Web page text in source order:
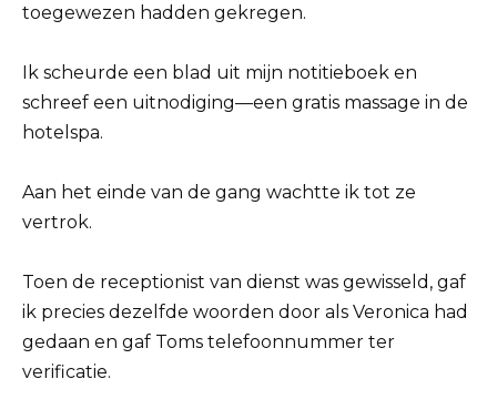
toegewezen hadden gekregen.
Ik scheurde een blad uit mijn notitieboek en
schreef een uitnodiging—een gratis massage in de
hotelspa.
Aan het einde van de gang wachtte ik tot ze
vertrok.
Toen de receptionist van dienst was gewisseld, gaf
ik precies dezelfde woorden door als Veronica had
gedaan en gaf Toms telefoonnummer ter
verificatie.